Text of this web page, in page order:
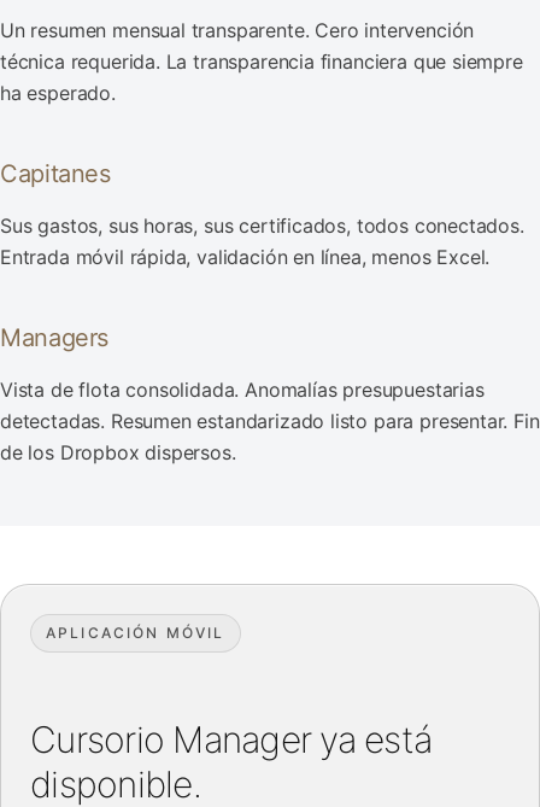
Un resumen mensual transparente. Cero intervención
técnica requerida. La transparencia financiera que siempre
ha esperado.
Capitanes
Sus gastos, sus horas, sus certificados, todos conectados.
Entrada móvil rápida, validación en línea, menos Excel.
Managers
Vista de flota consolidada. Anomalías presupuestarias
detectadas. Resumen estandarizado listo para presentar. Fin
de los Dropbox dispersos.
APLICACIÓN MÓVIL
Cursorio Manager ya está
disponible.